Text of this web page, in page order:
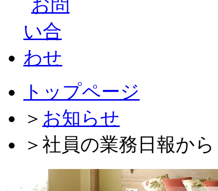
トップページ
＞ お知らせ
＞ 社員の業務日報か